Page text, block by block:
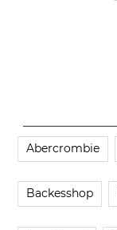
Abercrombie
Backesshop